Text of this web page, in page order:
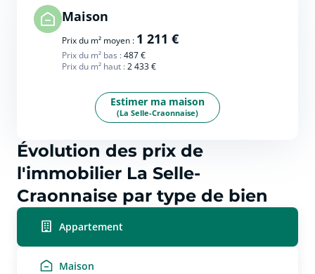
Maison
Prix du m² moyen : 1 211 €
Prix du m² bas :487 €
Prix du m² haut :2 433 €
Estimer ma maison
(La Selle-Craonnaise)
Évolution des prix de
l'immobilier La Selle-
Craonnaise par type de bien
Appartement
Maison